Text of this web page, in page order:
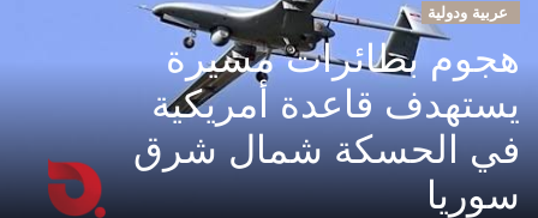
عربية ودولية
هجوم بطائرات مسيرة
يستهدف قاعدة أمريكية
في الحسكة شمال شرق
سوريا